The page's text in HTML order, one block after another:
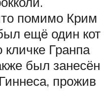
помимо Крим
ещё один кот
Гранпа
был занесён
прожив